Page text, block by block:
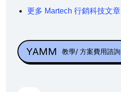
更多 Martech 行銷科技文章
YAMM 教學/ 方案費用諮詢